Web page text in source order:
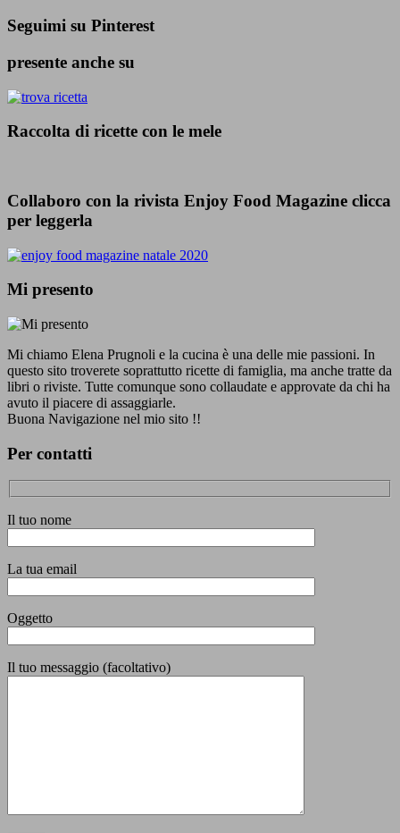
Seguimi su Pinterest
presente anche su
Raccolta di ricette con le mele
Collaboro con la rivista Enjoy Food Magazine clicca
per leggerla
Mi presento
Mi chiamo Elena Prugnoli e la cucina è una delle mie passioni. In
questo sito troverete soprattutto ricette di famiglia, ma anche tratte da
libri o riviste. Tutte comunque sono collaudate e approvate da chi ha
avuto il piacere di assaggiarle.
Buona Navigazione nel mio sito !!
Per contatti
Il tuo nome
La tua email
Oggetto
Il tuo messaggio (facoltativo)